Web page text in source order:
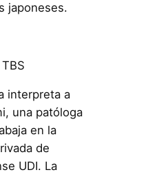
japoneses.
interpreta a
una patóloga
en la
de
UDI. La